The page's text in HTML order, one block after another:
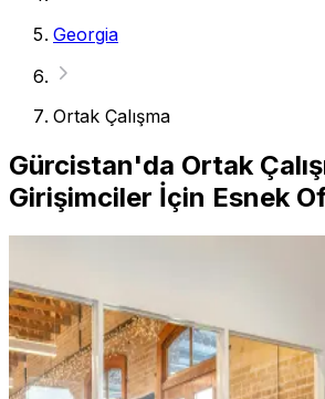
Georgia
Ortak Çalışma
Gürcistan'da Ortak
Girişimciler İçin Esnek